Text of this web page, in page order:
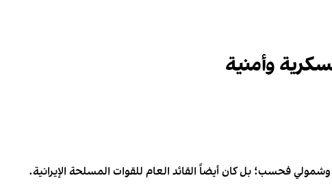
وأمنية
فحسب؛ بل كان أيضاً القائد العام للقوات المسلحة الإيرانية.